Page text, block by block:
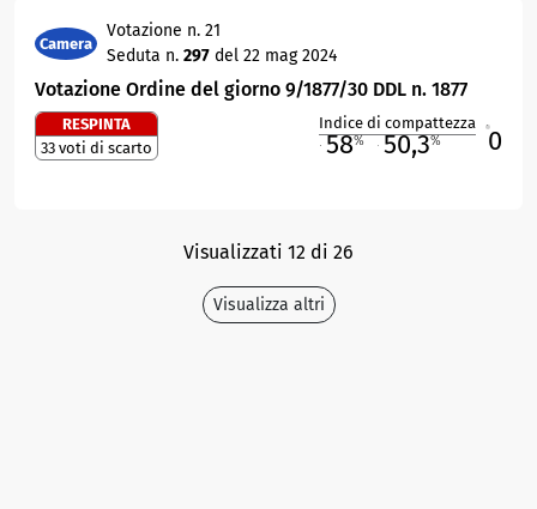
Camera
Votazione n. 21
Seduta n. 297 del 22 mag 2024
Votazione Ordine del giorno 9/1877/30 DDL n. 1877
RESPINTA
33 voti di scarto
Indice di compattezza
58% 50,3% 0
Visualizzati 12 di 26
Visualizza altri